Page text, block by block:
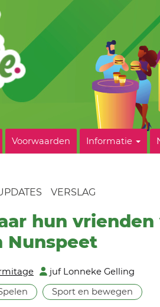
Voorwaarden Informatie
VERSLAG
hun vrienden
Nunspeet
juf Lonneke Gelling
Sport en bewegen